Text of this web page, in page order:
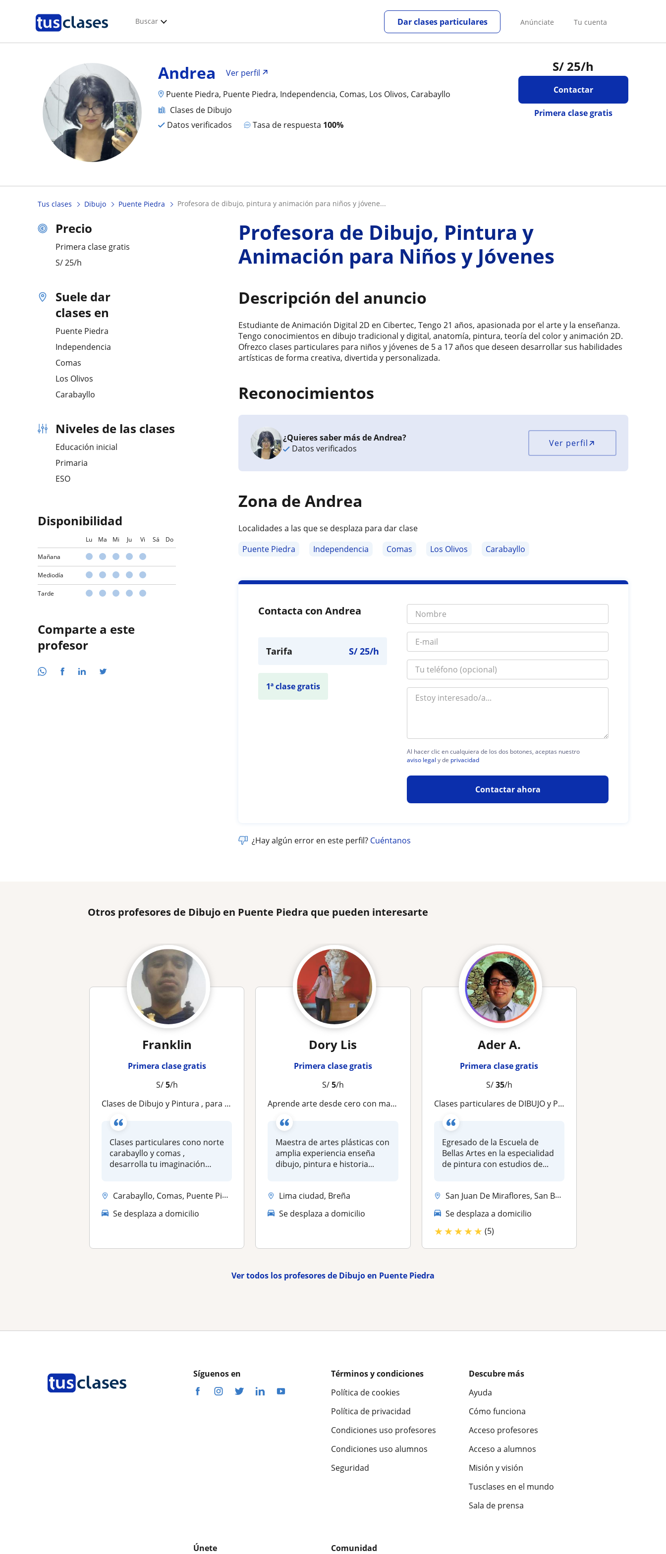
Buscar Anúnciate Tu cuenta
Dar clases particulares
S/ 25/h
Contactar
Primera clase gratis
Andrea
Ver perfil
Puente Piedra, Puente Piedra, Independencia, Comas, Los Olivos, Carabayllo
Clases de Dibujo
Datos verificados
Tasa de respuesta 100%
Tus clases Dibujo Puente Piedra profesora de dibujo, pintura y animación para niños y jóvene...
Precio
Primera clase gratis
S/25/h
Suele dar
clases en
Puente Piedra
Independencia
Comas
Los Olivos
Carabayllo
Niveles de las clases
Educación inicial
Primaria
ESO
Disponibilidad
Lu Ma Mi Ju Vi Sá Do
Mañana
Mediodía
Tarde
Comparte a este
profesor
Profesora de Dibujo, Pintura y
Animación para Niños y Jóvenes
Descripción del anuncio
Estudiante de Animación Digital 2D en Cibertec, Tengo 21 años, apasionada por el arte y la enseñanza.
Tengo conocimientos en dibujo tradicional y digital, anatomía, pintura, teoría del color y animación 2D.
Ofrezco clases particulares para niños y jóvenes de 5 a 17 años que deseen desarrollar sus habilidades
artísticas de forma creativa, divertida y personalizada.
Reconocimientos
¿Quieres saber más de Andrea?
Datos verificados
Ver perfil
Zona de Andrea
Localidades a las que se desplaza para dar clase
Puente Piedra
Independencia Comas Los Olivos Carabayllo
Contacta con Andrea
Tarifa S/25/h
1ª clase gratis
Al hacer clic en cualquiera de los dos botones, aceptas nuestro
aviso legal y de privacidad
Contactar ahora
¿Hay algún error en este perfil? Cuéntanos
Otros profesores de Dibujo en Puente Piedra que pueden interesarte
Franklin
Primera clase gratis
S/5/h
Clases de Dibujo y Pintura , para niños y adolecentes
Clases particulares cono norte
carabayllo y comas ,
desarrolla tu imaginación
Carabayllo, Comas, Puente Piedra, San Juan De Lurigancho
Se desplaza a domicilio
Dory Lis
Primera clase gratis
S/5/h
Aprende arte desde cero con maestra experta – dibujo, pintura e historia del arte
Maestra de artes plásticas con
amplia experiencia enseña
dibujo, pintura e historia...
Lima ciudad, Breña
Se desplaza a domicilio
Ader A.
Primera clase gratis
S/35/h
Clases particulares de DIBUJO y PINTURA *Domicilio
Egresado de la Escuela de
Bellas Artes en la especialidad
de pintura con estudios de...
San Juan De Miraflores, San Borja, Santiago De Surco, Surquillo, San I...
Se desplaza a domicilio
★★★★★ (5)
Ver todos los profesores de Dibujo en Puente Piedra
Síguenos en
Términos y condiciones
Política de cookies
Política de privacidad
Condiciones uso profesores
Condiciones uso alumnos
Seguridad
Descubre más
Ayuda
Cómo funciona
Acceso profesores
Acceso a alumnos
Misión y visión
Tusclases en el mundo
Sala de prensa
Únete Comunidad